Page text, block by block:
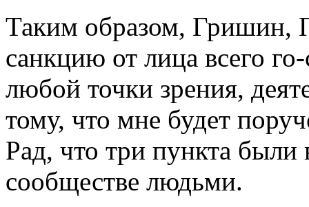
Таким образом, Гришин,
санкцию от лица всего
любой точки зрения,
тому, что мне будет
Рад, что три пункта
сообществе людьми.